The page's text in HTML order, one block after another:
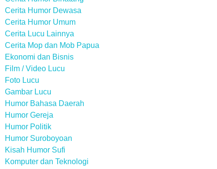
Cerita Humor Dewasa
Cerita Humor Umum
Cerita Lucu Lainnya
Cerita Mop dan Mob Papua
Ekonomi dan Bisnis
Film / Video Lucu
Foto Lucu
Gambar Lucu
Humor Bahasa Daerah
Humor Gereja
Humor Politik
Humor Suroboyoan
Kisah Humor Sufi
Komputer dan Teknologi